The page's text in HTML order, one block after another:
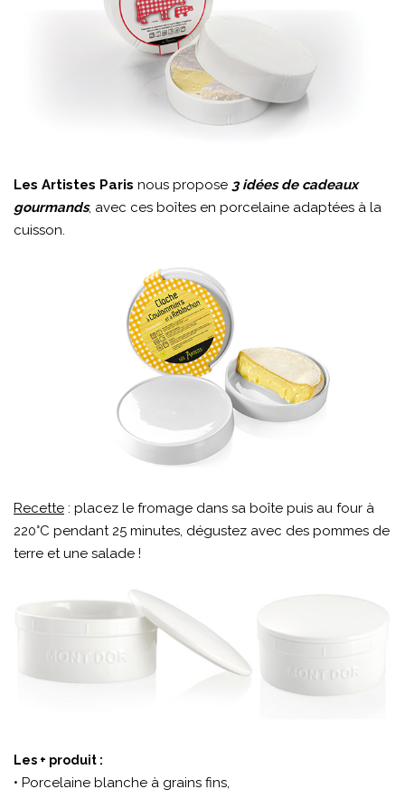
Les Artistes Paris nous propose 3 idées de cadeaux
gourmands, avec ces boîtes en porcelaine adaptées à la
cuisson.
Recette : placez le fromage dans sa boîte puis au four à
220°C pendant 25 minutes, dégustez avec des pommes de
terre et une salade !
Les + produit :
• Porcelaine blanche à grains fins,